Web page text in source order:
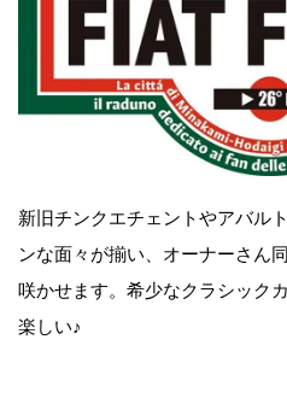
新旧チンクエチェントやアバル
ンな面々が揃い、オーナーさん
咲かせます。希少なクラシック
楽しい♪